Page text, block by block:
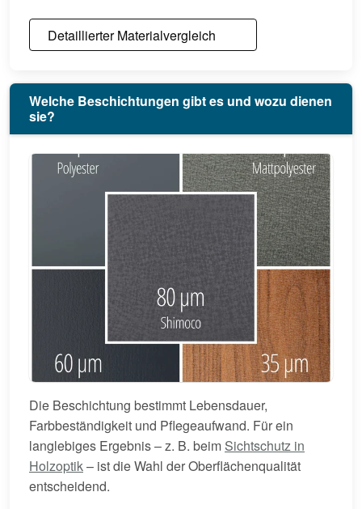
Detaillierter Materialvergleich
Welche Beschichtungen gibt es und wozu dienen
sie?
Die Beschichtung bestimmt Lebensdauer,
Farbbeständigkeit und Pflegeaufwand. Für ein
langlebiges Ergebnis – z. B. beim Sichtschutz in
Holzoptik– ist die Wahl der Oberflächenqualität
entscheidend.